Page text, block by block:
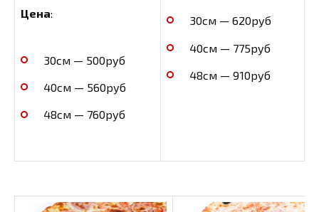
Цена:
30см — 500руб
40см — 560руб
48см — 760руб
30см — 620руб
40см — 775руб
48см — 910руб